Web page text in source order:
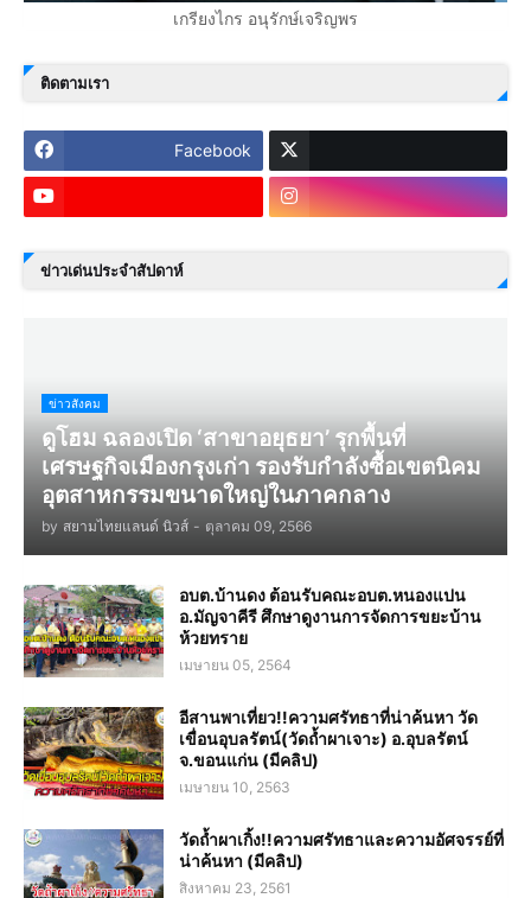
เกรียงไกร อนุรักษ์เจริญพร
ติดตามเรา
Facebook
ข่าวเด่นประจำสัปดาห์
ข่าวสังคม
ดูโฮม ฉลองเปิด ‘สาขาอยุธยา’ รุกพื้นที่
เศรษฐกิจเมืองกรุงเก่า รองรับกำลังซื้อเขตนิคม
อุตสาหกรรมขนาดใหญ่ในภาคกลาง
by สยามไทยแลนด์ นิวส์ - ตุลาคม 09, 2566
อบต.บ้านดง ต้อนรับคณะอบต.หนองแปน
อ.มัญจาคีรี ศึกษาดูงานการจัดการขยะบ้าน
ห้วยทราย
เมษายน 05, 2564
อีสานพาเที่ยว!!ความศรัทธาที่น่าค้นหา วัด
เขื่อนอุบลรัตน์(วัดถ้ำผาเจาะ) อ.อุบลรัตน์
จ.ขอนแก่น (มีคลิป)
เมษายน 10, 2563
วัดถ้ำผาเกิ้ง!!ความศรัทธาและความอัศจรรย์ที่
น่าค้นหา (มีคลิป)
สิงหาคม 23, 2561